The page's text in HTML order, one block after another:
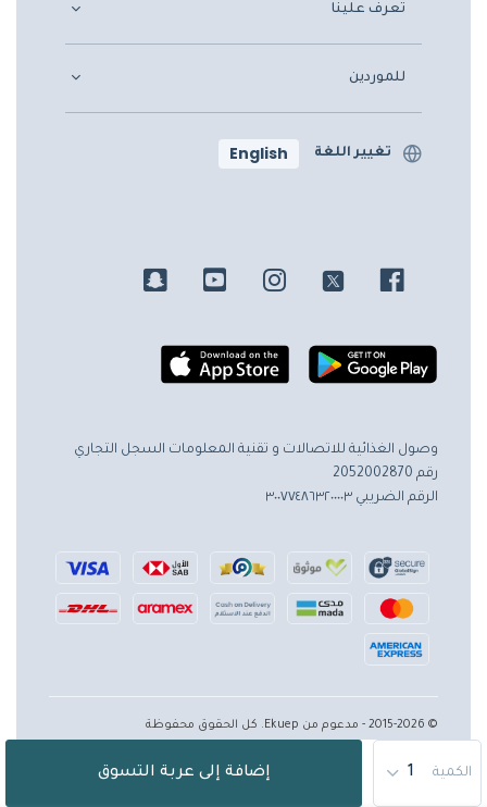
الكمية إضافة إلى عربة التسوق
تعرف علينا
للموردين
تغيير اللغة English
وصول الغذائية للاتصالات و تقنية المعلومات السجل التجاري
رقم 2052002870
الرقم الضريبي ٣٠٠٧٧٤٨٦٣٢٠٠٠٠٣
© 2015-2026 - مدعوم من Ekuep. كل الحقوق محفوظة